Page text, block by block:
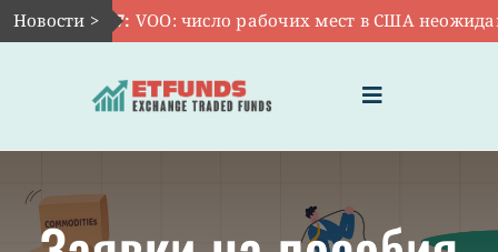
Skip
to
Новости >
Авг 7: VOO: число рабочих мест в США
Toggle
Navigation
ГЛАВНАЯ